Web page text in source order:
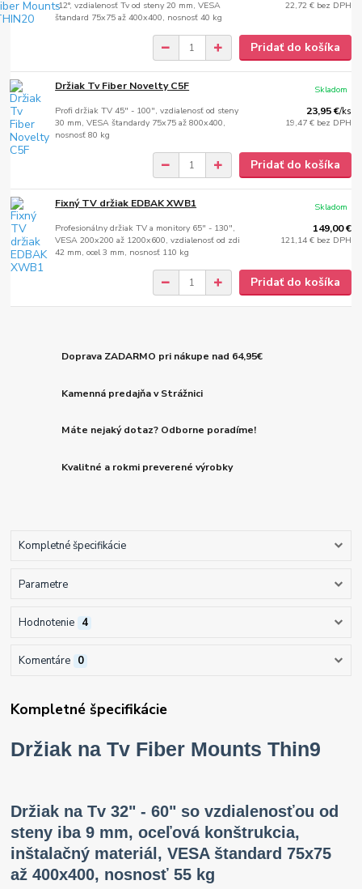
-12°, vzdialenosť Tv od steny 20 mm, VESA
štandard 75x75 až 400x400, nosnosť 40 kg
22,72 € bez DPH
Pridať do košíka
Držiak Tv Fiber Novelty C5F
Profi držiak TV 45" - 100", vzdialenosť od steny
30 mm, VESA štandardy 75x75 až 800x400,
nosnosť 80 kg
23,95 €/ks
19,47 € bez DPH
Skladom
Pridať do košíka
Fixný TV držiak EDBAK XWB1
Profesionálny držiak TV a monitory 65" - 130",
VESA 200x200 až 1200x600, vzdialenosť od zdi
42 mm, ocel 3 mm, nosnosť 110 kg
149,00 €
121,14 € bez DPH
Skladom
Pridať do košíka
Doprava ZADARMO pri nákupe nad 64,95€
Kamenná predajňa v Strážnici
Máte nejaký dotaz? Odborne poradíme!
Kvalitné a rokmi preverené výrobky
Kompletné špecifikácie
Parametre
Hodnotenie 4
Komentáre 0
Kompletné špecifikácie
Držiak na Tv Fiber Mounts Thin9
Držiak na Tv 32" - 60" so vzdialenosťou od
steny iba 9 mm, oceľová konštrukcia,
inštalačný materiál, VESA štandard 75x75
až 400x400, nosnosť 55 kg